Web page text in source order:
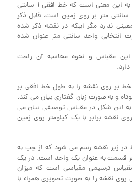
به عنوان مثال مقیاس 1:500 به این معنی است که خط افقی 1 سانتی
متری بر روی نقشه برابر 500 سانتی متر بر روی زمین است. قابل ذکر
ندارد مگر اینکه در نقشه ذکر شده
انتخابی واحد سانتی متر عنوان شده
مقیاس و نحوه محاسبه آن راحت
بر روی نقشه را به طول خط افقی بر
و به صورت زبان گفتاری بیان می کند.
به عنوان مثال مقیاس 1:1000 به این شکل در مقیاس توصیفی بیان می
نقشه برابر با یک کیلومتر روی زمین
در زیر نقشه رسم می شود که از چپ به
قسمت به عنوان یک واحد است. در یک
ترسیمی مقیاسی است که میزان
روی نقشه را به صورت تصویری همراه با